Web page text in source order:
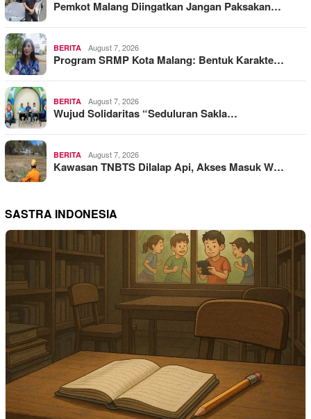
Pemkot Malang Diingatkan Jangan Paksakan…
BERITA August 7, 2026
Program SRMP Kota Malang: Bentuk Karakte…
BERITA August 7, 2026
Wujud Solidaritas “Seduluran Sakla…
BERITA August 7, 2026
Kawasan TNBTS Dilalap Api, Akses Masuk W…
SASTRA INDONESIA